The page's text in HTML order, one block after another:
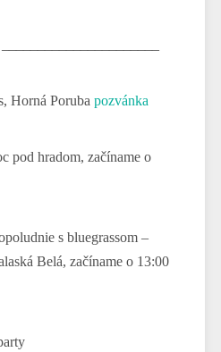
Horná Poruba pozvánka
pod hradom, začíname o
s bluegrassom –
Belá, začíname o 13:00